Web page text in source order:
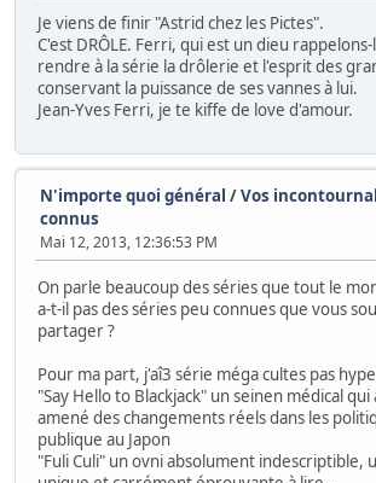
Je viens de finir "Astrid chez les Pictes".
C'est DRÔLE. Ferri, qui est un dieu
rendre à la série la drôlerie et l'esprit des
conservant la puissance de ses vannes à lui.
Jean-Yves Ferri, je te kiffe de love d'amour.
N'importe quoi général /Vos
connus
Mai 12, 2013, 12:36:53 PM
On parle beaucoup des séries que tout le
a-t-il pas des séries peu connues que vous
partager ?
Pour ma part, j'aî3 série méga cultes pas
"Say Hello to Blackjack" un seinen médical
amené des changements réels dans les
publique au Japon
"Fuli Culi" un ovni absolument indescriptible,